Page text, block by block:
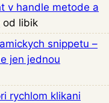
v handle metode a
od libik
snippetu –
jen jednou
rychlom klikani